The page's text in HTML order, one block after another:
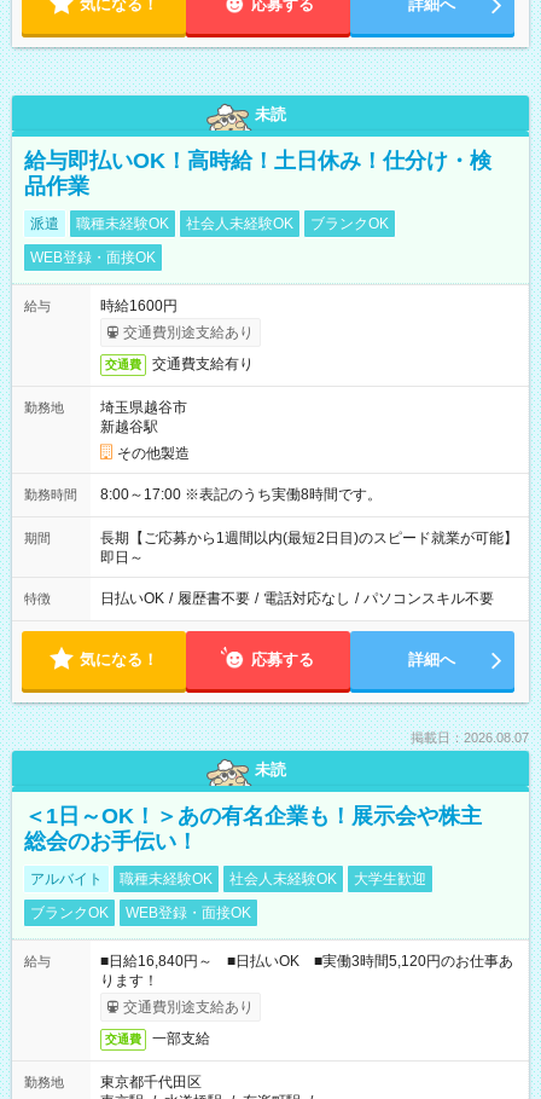
気になる！ 応募する 詳細へ
未読
給与即払いOK！高時給！土日休み！仕分け・検
品作業
派遣 職種未経験OK 社会人未経験OK
ブランクOK
WEB登録・面接OK
給与
時給1600円
交通費別途支給あり
交通費 交通費支給有り
勤務地
埼玉県越谷市
新越谷駅
その他製造
勤務時間 8:00～17:00 ※表記のうち実働8時間です。
期間
長期【ご応募から1週間以内(最短2日目)のスピード就業が可能】
即日～
特徴 日払いOK / 履歴書不要 / 電話対応なし / パソコンスキル不要
気になる！ 応募する 詳細へ
掲載日：2026.08.07
未読
＜1日～OK！＞あの有名企業も！展示会や株主
総会のお手伝い！
アルバイト 職種未経験OK 社会人未経験OK
大学生歓迎
ブランクOK
WEB登録・面接OK
給与
■日給16,840円～ ■日払いOK ■実働3時間5,120円のお仕事あ
ります！
交通費別途支給あり
交通費 一部支給
勤務地
東京都千代田区